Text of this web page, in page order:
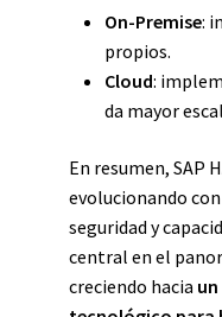
On-Premise:
propios.
Cloud:
da mayor
En resumen, SAP
evolucionando
seguridad y
central en el
creciendo hacia